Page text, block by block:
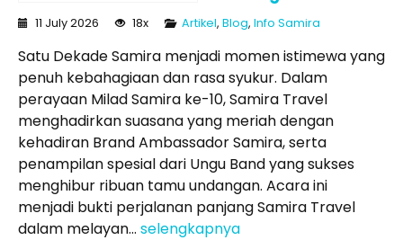
11 July 2026 18x Artikel, Blog, Info Samira
Satu Dekade Samira menjadi momen istimewa yang
penuh kebahagiaan dan rasa syukur. Dalam
perayaan Milad Samira ke-10, Samira Travel
menghadirkan suasana yang meriah dengan
kehadiran Brand Ambassador Samira, serta
penampilan spesial dari Ungu Band yang sukses
menghibur ribuan tamu undangan. Acara ini
menjadi bukti perjalanan panjang Samira Travel
dalam melayan... selengkapnya